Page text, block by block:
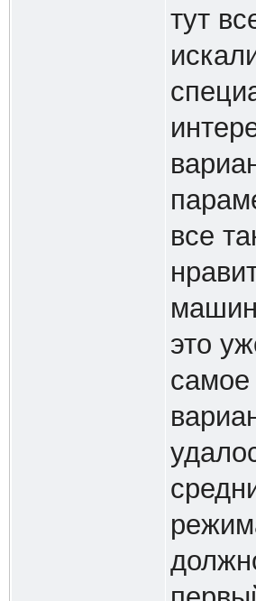
тут
все
это
самое